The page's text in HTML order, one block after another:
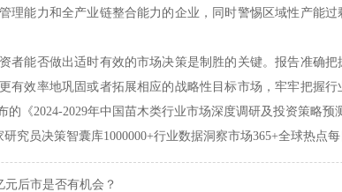
理能力和全产业链整合能力的企业，同时警惕区域性产能过
能否做出适时有效的市场决策是制胜的关键。报告准确把
有效率地巩固或者拓展相应的战略性目标市场，牢牢把握
《2024-2029年中国苗木类行业市场深度调研及投资策略预
员决策智囊库1000000+行业数据洞察市场365+全球热点
元后市是否有机会？